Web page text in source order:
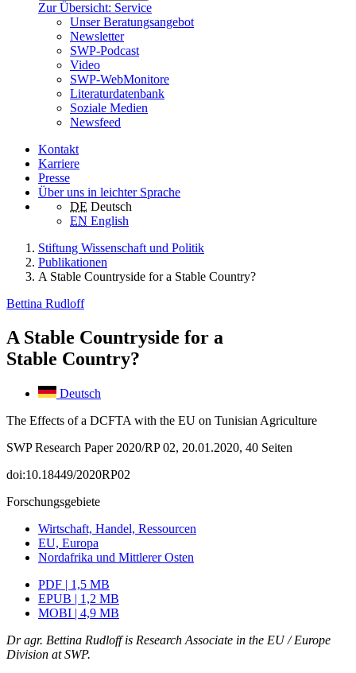
Zur Übersicht: Service
Unser Beratungsangebot
Newsletter
SWP-Podcast
Video
SWP-WebMonitore
Literaturdatenbank
Soziale Medien
Newsfeed
Kontakt
Karriere
Presse
Über uns in leichter Sprache
DE Deutsch
EN English
Stiftung Wissenschaft und Politik
Publikationen
A Stable Countryside for a Stable Country?
Bettina Rudloff
A Stable Countryside for a
Stable Country?
Deutsch
The Effects of a DCFTA with the EU on Tunisian Agriculture
SWP Research Paper 2020/RP 02, 20.01.2020, 40 Seiten
doi:10.18449/2020RP02
Forschungsgebiete
Wirtschaft, Handel, Ressourcen
EU, Europa
Nordafrika und Mittlerer Osten
PDF | 1,5 MB
EPUB | 1,2 MB
MOBI | 4,9 MB
Dr agr. Bettina Rudloff is Research Associate in the EU / Europe
Division at SWP.